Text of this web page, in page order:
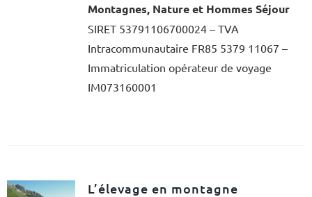
Montagnes, Nature et Hommes Séjour
SIRET 53791106700024 – TVA
Intracommunautaire FR85 5379 11067 –
Immatriculation opérateur de voyage
IM073160001
L’élevage en montagne